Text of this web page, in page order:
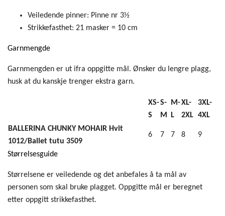
Veiledende pinner: Pinne nr 3½
Strikkefasthet: 21 masker = 10 cm
Garnmengde
Garnmengden er ut ifra oppgitte mål. Ønsker du lengre plagg,
husk at du kanskje trenger ekstra garn.
XS-
S
S-
M
M-
L
XL-
2XL
3XL-
4XL
BALLERINA CHUNKY MOHAIR Hvit
1012/Ballet tutu 3509
6 7 7 8 9
Størrelsesguide
Størrelsene er veiledende og det anbefales å ta mål av
personen som skal bruke plagget. Oppgitte mål er beregnet
etter oppgitt strikkefasthet.